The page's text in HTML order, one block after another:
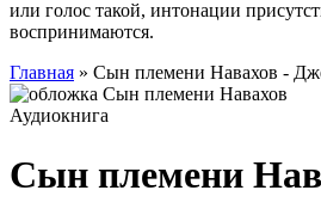
или голос такой, интонации
воспринимаются.
Главная » Сын племени Навахов -
Аудиокнига
Сын племени